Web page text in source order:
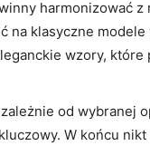
harmonizować z
na klasyczne
wzory, które
od wybranej
W końcu